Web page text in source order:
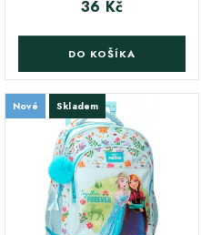
Cena
36 Kč
DO KOŠÍKA
Nové Skladem